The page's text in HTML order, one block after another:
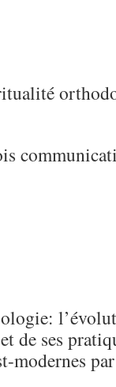
de ses
modernes